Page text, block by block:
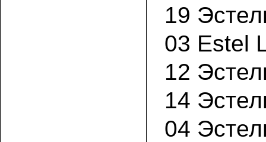
19
03 Estel
12
14
04